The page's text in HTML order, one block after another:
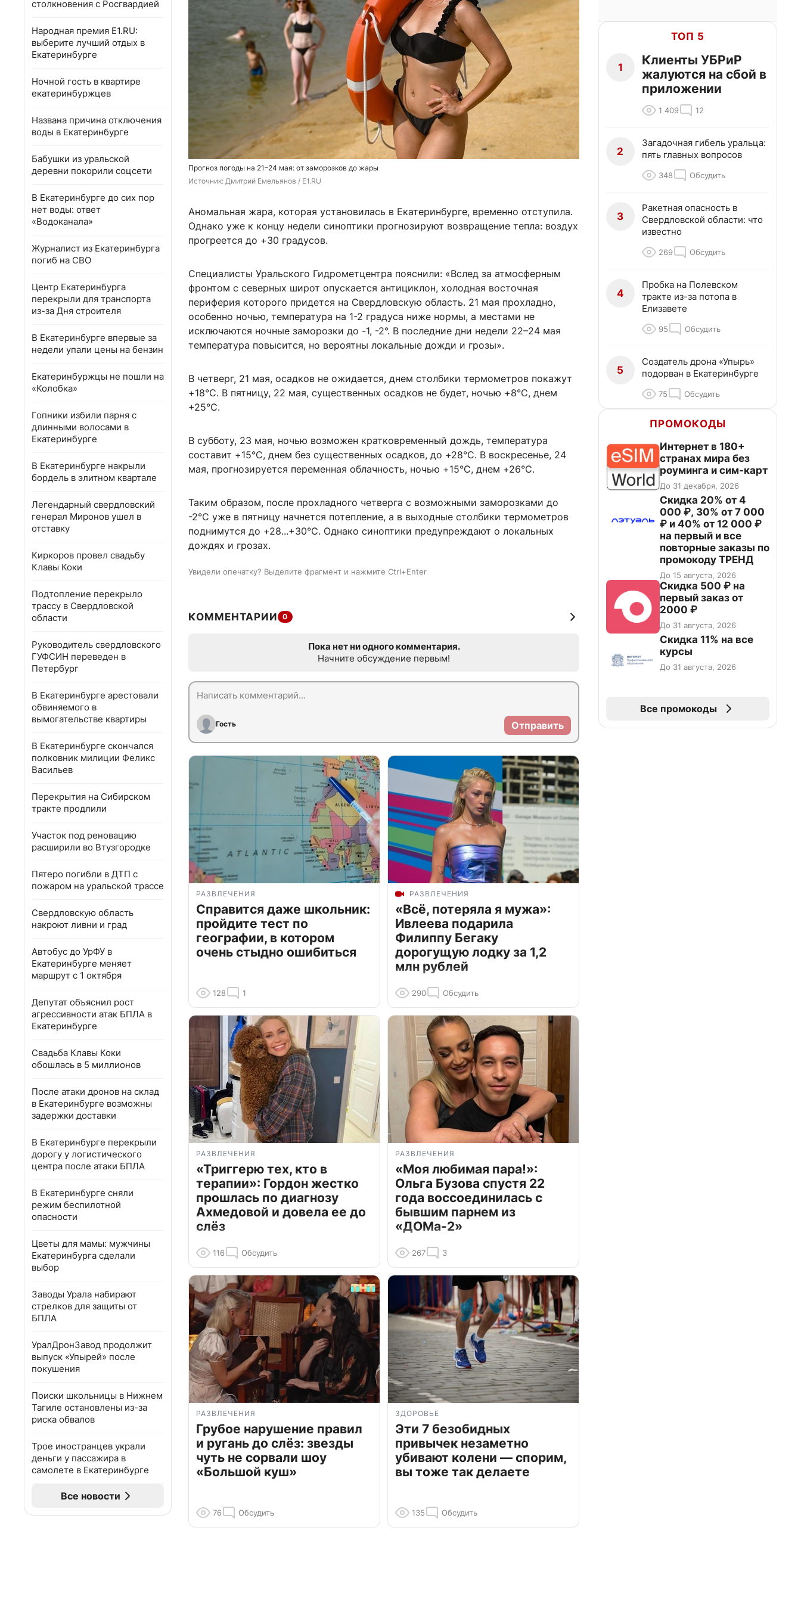
столкновения с Росгвардией
Народная премия E1.RU:
выберите лучший отдых в
Екатеринбурге
Ночной гость в квартире
екатеринбуржцев
Названа причина отключения
воды в Екатеринбурге
Бабушки из уральской
деревни покорили соцсети
В Екатеринбурге до сих пор
нет воды: ответ
«Водоканала»
Журналист из Екатеринбурга
погиб на СВО
Центр Екатеринбурга
перекрыли для транспорта
из-за Дня строителя
В Екатеринбурге впервые за
недели упали цены на бензин
Екатеринбуржцы не пошли на
«Колобка»
Гопники избили парня с
длинными волосами в
Екатеринбурге
В Екатеринбурге накрыли
бордель в элитном квартале
Легендарный свердловский
генерал Миронов ушел в
отставку
Киркоров провел свадьбу
Клавы Коки
Подтопление перекрыло
трассу в Свердловской
области
Руководитель свердловского
ГУФСИН переведен в
Петербург
В Екатеринбурге арестовали
обвиняемого в
вымогательстве квартиры
В Екатеринбурге скончался
полковник милиции Феликс
Васильев
Перекрытия на Сибирском
тракте продлили
Участок под реновацию
расширили во Втузгородке
Пятеро погибли в ДТП с
пожаром на уральской трассе
Свердловскую область
накроют ливни и град
Автобус до УрФУ в
Екатеринбурге меняет
маршрут с 1 октября
Депутат объяснил рост
агрессивности атак БПЛА в
Екатеринбурге
Свадьба Клавы Коки
обошлась в 5 миллионов
После атаки дронов на склад
в Екатеринбурге возможны
задержки доставки
В Екатеринбурге перекрыли
дорогу у логистического
центра после атаки БПЛА
В Екатеринбурге сняли
режим беспилотной
опасности
Цветы для мамы: мужчины
Екатеринбурга сделали
выбор
Заводы Урала набирают
стрелков для защиты от
БПЛА
УралДронЗавод продолжит
выпуск «Упырей» после
покушения
Поиски школьницы в Нижнем
Тагиле остановлены из-за
риска обвалов
Трое иностранцев украли
деньги у пассажира в
самолете в Екатеринбурге
Все новости
Прогноз погоды на 21–24 мая: от заморозков до жары
Источник: Дмитрий Емельянов / E1.RU
Аномальная жара, которая установилась в Екатеринбурге, временно отступила.
Однако уже к концу недели синоптики прогнозируют возвращение тепла: воздух
прогреется до +30 градусов.
Специалисты Уральского Гидрометцентра пояснили: «Вслед за атмосферным
фронтом с северных широт опускается антициклон, холодная восточная
периферия которого придется на Свердловскую область. 21 мая прохладно,
особенно ночью, температура на 1-2 градуса ниже нормы, а местами не
исключаются ночные заморозки до -1, -2°. В последние дни недели 22–24 мая
температура повысится, но вероятны локальные дожди и грозы».
В четверг, 21 мая, осадков не ожидается, днем столбики термометров покажут
+18°С. В пятницу, 22 мая, существенных осадков не будет, ночью +8°С, днем
+25°С.
В субботу, 23 мая, ночью возможен кратковременный дождь, температура
составит +15°С, днем без существенных осадков, до +28°С. В воскресенье, 24
мая, прогнозируется переменная облачность, ночью +15°С, днем +26°С.
Таким образом, после прохладного четверга с возможными заморозками до
-2°С уже в пятницу начнется потепление, а в выходные столбики термометров
поднимутся до +28...+30°С. Однако синоптики предупреждают о локальных
дождях и грозах.
Увидели опечатку? Выделите фрагмент и нажмите Ctrl+Enter
КОММЕНТАРИИ 0
Пока нет ни одного комментария.
Начните обсуждение первым!
Гость Отправить
РАЗВЛЕЧЕНИЯ
Справится даже школьник:
пройдите тест по
географии, в котором
очень стыдно ошибиться
128 1
РАЗВЛЕЧЕНИЯ
«Всё, потеряла я мужа»:
Ивлеева подарила
Филиппу Бегаку
дорогущую лодку за 1,2
млн рублей
290 Обсудить
РАЗВЛЕЧЕНИЯ
«Триггерю тех, кто в
терапии»: Гордон жестко
прошлась по диагнозу
Ахмедовой и довела ее до
слёз
116 Обсудить
РАЗВЛЕЧЕНИЯ
«Моя любимая пара!»:
Ольга Бузова спустя 22
года воссоединилась с
бывшим парнем из
«ДОМа-2»
267 3
РАЗВЛЕЧЕНИЯ
Грубое нарушение правил
и ругань до слёз: звезды
чуть не сорвали шоу
«Большой куш»
76 Обсудить
ЗДОРОВЬЕ
Эти 7 безобидных
привычек незаметно
убивают колени — спорим,
вы тоже так делаете
135 Обсудить
ТОП 5
1
Клиенты УБРиР
жалуются на сбой в
приложении
1 409 12
2
Загадочная гибель уральца:
пять главных вопросов
348 Обсудить
3
Ракетная опасность в
Свердловской области: что
известно
269 Обсудить
4
Пробка на Полевском
тракте из-за потопа в
Елизавете
95 Обсудить
5
Создатель дрона «Упырь»
подорван в Екатеринбурге
75 Обсудить
ПРОМОКОДЫ
Интернет в 180+
странах мира без
роуминга и сим-карт
До 31 декабря, 2026
Скидка 20% от 4
000 ₽, 30% от 7 000
₽ и 40% от 12 000 ₽
на первый и все
повторные заказы по
промокоду ТРЕНД
До 15 августа, 2026
Скидка 500 ₽ на
первый заказ от
2000 ₽
До 31 августа, 2026
Скидка 11% на все
курсы
До 31 августа, 2026
Все промокоды